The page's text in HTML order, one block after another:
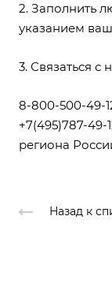
2. Заполнить
указанием
3. Связаться
8-800-500-49-
+7(495)787-49-
региона
Назад к